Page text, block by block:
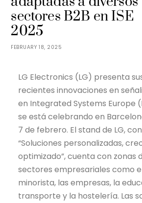
FEBRUARY 18, 2025
sectores B2B en ISE
2025
LG Electronics (LG) presenta
recientes innovaciones en
en Integrated Systems Europe
se está celebrando en
7 de febrero. El stand de LG,
“Soluciones personalizadas,
optimizado”, cuenta con zonas
sectores empresariales como
minorista, las empresas, la
transporte y la hostelería. Las